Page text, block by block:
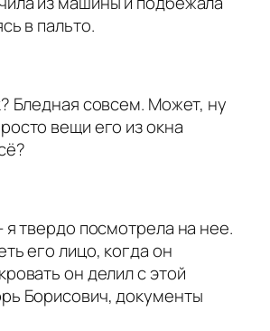
в пальто.
Бледная совсем. Может, ну
вещи его из окна
твердо посмотрела на нее.
его лицо, когда он
он делил с этой
Борисович, документы